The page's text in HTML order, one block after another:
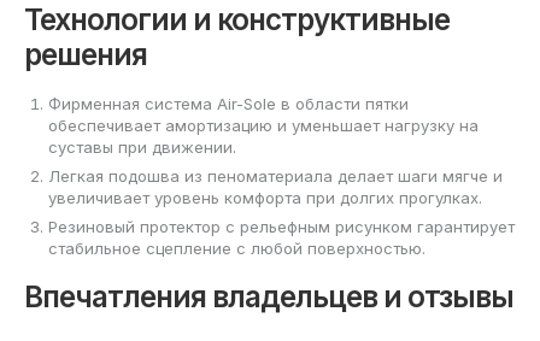
Технологии и конструктивные
решения
Фирменная система Air-Sole в области пятки
обеспечивает амортизацию и уменьшает нагрузку на
суставы при движении.
Легкая подошва из пеноматериала делает шаги мягче и
увеличивает уровень комфорта при долгих прогулках.
Резиновый протектор с рельефным рисунком гарантирует
стабильное сцепление с любой поверхностью.
Впечатления владельцев и отзывы